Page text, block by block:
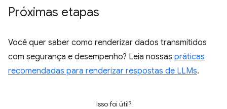
Próximas etapas
Você quer saber como renderizar dados transmitidos
com segurança e desempenho? Leia nossas práticas
recomendadas para renderizar respostas de LLMs.
Isso foi útil?